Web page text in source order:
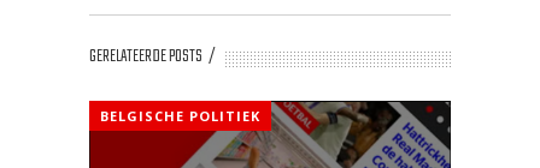
GERELATEERDE POSTS
BELGISCHE POLITIEK